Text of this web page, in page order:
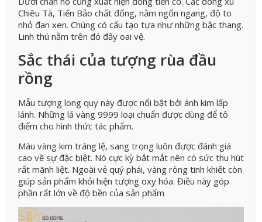
Chiêu Tà, Tiến Bảo chất đống, nằm ngổn ngang, độ to
nhỏ đan xen. Chúng có cấu tạo tựa như những bậc thang.
Linh thú nằm trên đó đầy oai vệ.
Sắc thái của tượng rùa đầu
rồng
Mẫu tượng long quy này được nổi bật bởi ánh kim lấp
lánh. Những lá vàng 9999 loại chuẩn được dùng để tô
điểm cho hình thức tác phẩm.
Màu vàng kim tráng lệ, sang trọng luôn được đánh giá
cao về sự đặc biệt. Nó cực kỳ bắt mắt nên có sức thu hút
rất mãnh liệt. Ngoài vẻ quý phái, vàng ròng tinh khiết còn
giúp sản phẩm khỏi hiện tượng oxy hóa. Điều này góp
phần rất lớn về độ bền của sản phẩm